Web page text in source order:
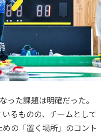
った課題は明確だった。
るものの、チームとして
の「置く場所」のコント